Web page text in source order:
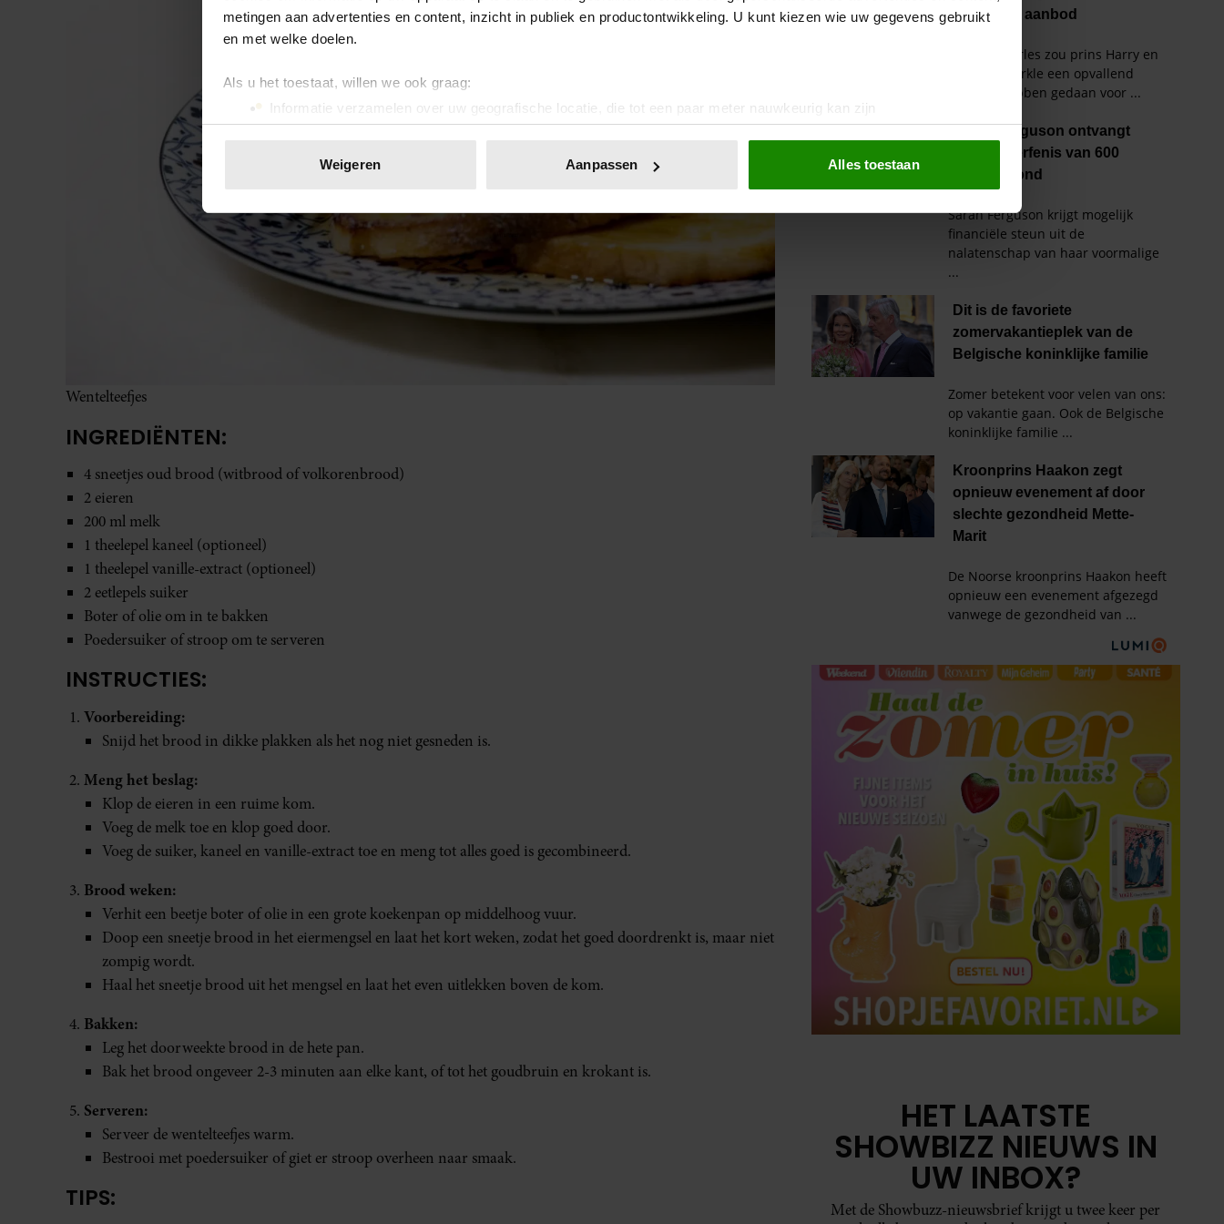
metingen aan advertenties en content, inzicht in publiek en productontwikkeling. U kunt kiezen wie uw gegevens gebruikt
en met welke doelen.
Als u het toestaat, willen we ook graag:
Informatie verzamelen over uw geografische locatie, die tot een paar meter nauwkeurig kan zijn
Uw apparaat identificeren door het actief te scannen op specifieke eigenschappen (fingerprinting)
toestemming op elk moment wijzigen of intrekken in de Cookieverklaring.
We gebruiken cookies om content en advertenties te personaliseren, om functies voor social media te bieden en om ons
websiteverkeer te analyseren. Ook delen we informatie over uw gebruik van onze site met onze partners voor social
media, adverteren en analyse. Deze partners kunnen deze gegevens combineren met andere informatie die u aan ze heeft
verstrekt of die ze hebben verzameld op basis van uw gebruik van hun services. U gaat akkoord met onze cookies als u
onze website blijft gebruiken.
Weigeren Aanpassen Alles toestaan
Wentelteefjes
INGREDIËNTEN:
4 sneetjes oud brood (witbrood of volkorenbrood)
2 eieren
200 ml melk
1 theelepel kaneel (optioneel)
1 theelepel vanille-extract (optioneel)
2 eetlepels suiker
Boter of olie om in te bakken
Poedersuiker of stroop om te serveren
INSTRUCTIES:
Voorbereiding:
Snijd het brood in dikke plakken als het nog niet gesneden is.
Meng het beslag:
Klop de eieren in een ruime kom.
Voeg de melk toe en klop goed door.
Voeg de suiker, kaneel en vanille-extract toe en meng tot alles goed is gecombineerd.
Brood weken:
Verhit een beetje boter of olie in een grote koekenpan op middelhoog vuur.
Doop een sneetje brood in het eiermengsel en laat het kort weken, zodat het goed doordrenkt is, maar niet
zompig wordt.
Haal het sneetje brood uit het mengsel en laat het even uitlekken boven de kom.
Bakken:
Leg het doorweekte brood in de hete pan.
Bak het brood ongeveer 2-3 minuten aan elke kant, of tot het goudbruin en krokant is.
Serveren:
Serveer de wentelteefjes warm.
Bestrooi met poedersuiker of giet er stroop overheen naar smaak.
TIPS:
HET LAATSTE
SHOWBIZZ NIEUWS IN
UW INBOX?
Met de Showbuzz-nieuwsbrief krijgt u twee keer per